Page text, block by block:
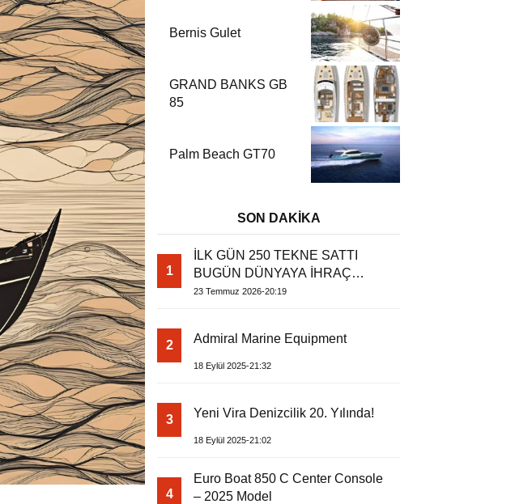
Bernis Gulet
GRAND BANKS GB
85
Palm Beach GT70
SON DAKİKA
1
İLK GÜN 250 TEKNE SATTI
BUGÜN DÜNYAYA İHRAÇ
EDİYOR
23 Temmuz 2026-20:19
2 Admiral Marine Equipment
18 Eylül 2025-21:32
3 Yeni Vira Denizcilik 20. Yılında!
18 Eylül 2025-21:02
4
Euro Boat 850 C Center Console
– 2025 Model